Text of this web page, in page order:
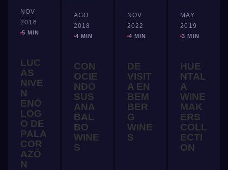
NOV
2016
5 MIN
LUC
AS
NIVE
N
ENÓ
LOG
O DE
PALA
COR
AZÓ
N
AGO
2018
4 MIN
CON
OCIE
NDO
SUS
ANA
BAL
BO
WINE
S
NOV
2022
4 MIN
DE
VISIT
A EN
BEM
BER
G
WINE
S
MAY
2019
3 MIN
HUE
NTAL
A
WINE
MAK
ERS
COLL
ECTI
ON